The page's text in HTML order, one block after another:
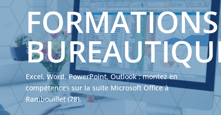
FORMATIONS
Excel, Word, PowerPoint, Outlook : montez en
compétences sur la suite Microsoft Office à
Rambouillet (78).